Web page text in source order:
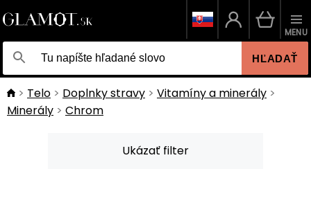
HĽADAŤ
MENU
Telo Doplnky stravy
Vitamíny a minerály
Minerály
Chrom
Ukázať filter